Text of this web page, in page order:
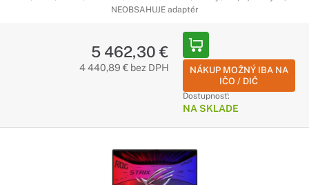
NEOBSAHUJE adaptér
5 462,30 €
4 440,89 € bez DPH
NÁKUP MOŽNÝ IBA NA
IČO / DIČ
Dostupnosť:
NA SKLADE